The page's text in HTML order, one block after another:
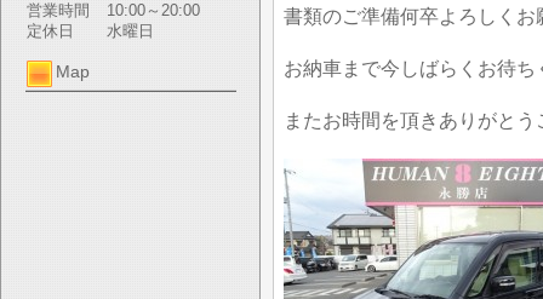
営業時間
10:00～20:00
定休日
水曜日
Map
書類のご準備何卒よろしく
お納車まで今しばらくお待ち
またお時間を頂きありがと